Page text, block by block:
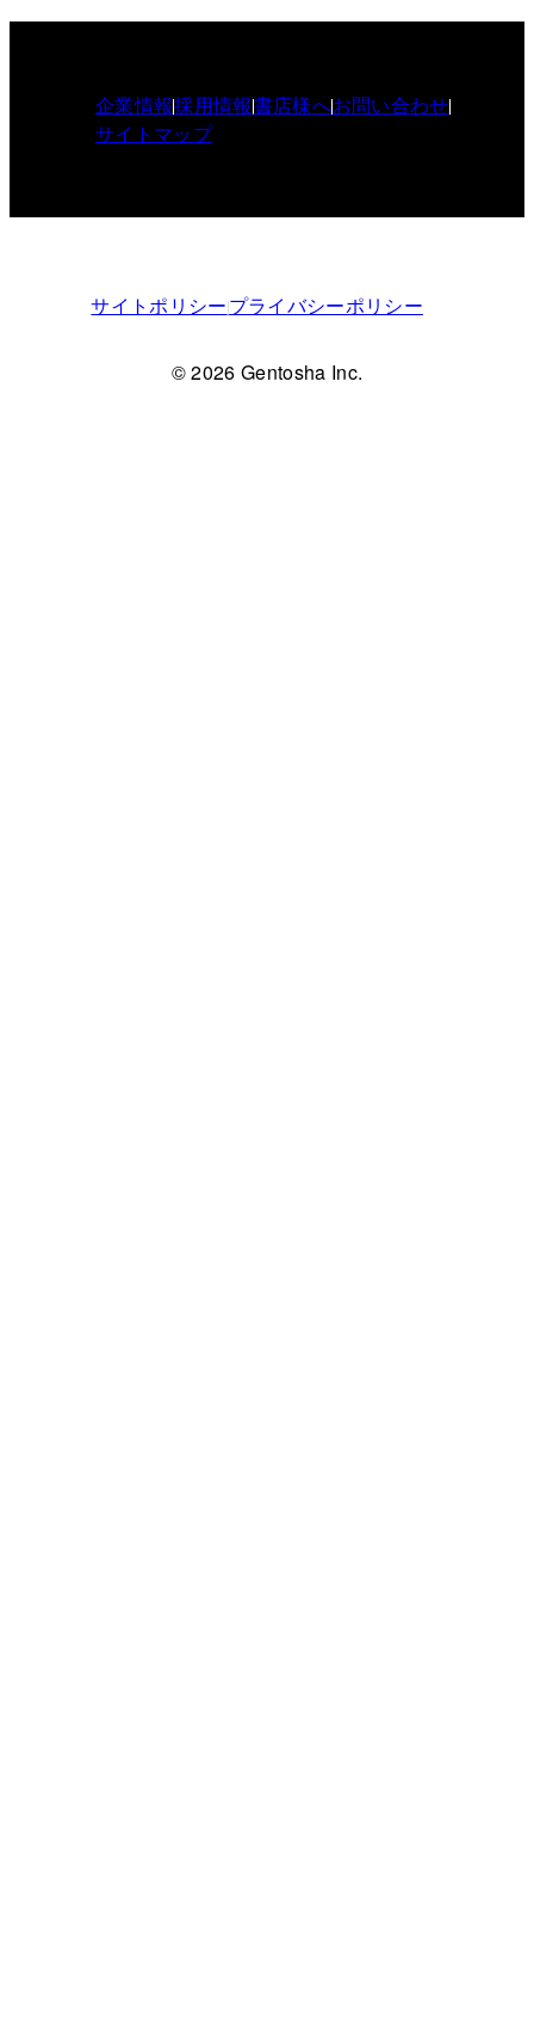
企業情報採用情報書店様へお問い合わせ
サイトマップ
サイトポリシープライバシーポリシー
© 2026 Gentosha Inc.